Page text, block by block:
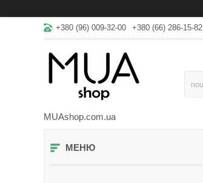
+380 (96) 009-32-00 +380 (66) 286-15-82
MUAshop.com.ua